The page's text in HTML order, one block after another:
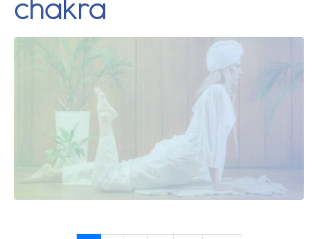
chakra